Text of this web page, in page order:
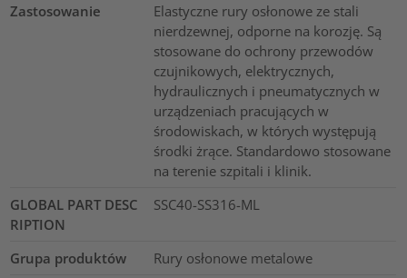
Zastosowanie
Elastyczne rury osłonowe ze stali
nierdzewnej, odporne na korozję. Są
stosowane do ochrony przewodów
czujnikowych, elektrycznych,
hydraulicznych i pneumatycznych w
urządzeniach pracujących w
środowiskach, w których występują
środki żrące. Standardowo stosowane
na terenie szpitali i klinik.
GLOBAL PART DESC
RIPTION
SSC40-SS316-ML
Grupa produktów
Rury osłonowe metalowe